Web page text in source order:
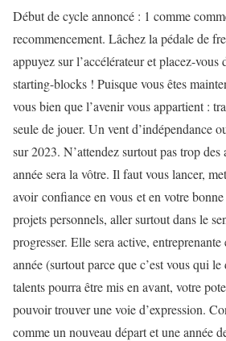
Début de cycle annoncé : 1 comme
recommencement. Lâchez la pédale de
appuyez sur l’accélérateur et placez-vous
starting-blocks ! Puisque vous êtes
vous bien que l’avenir vous appartient :
seule de jouer. Un vent d’indépendance
sur 2023. N’attendez surtout pas trop des
année sera la vôtre. Il faut vous lancer,
avoir confiance en vous et en votre
projets personnels, aller surtout dans le
progresser. Elle sera active,
année (surtout parce que c’est vous qui
talents pourra être mis en avant, votre
pouvoir trouver une voie d’expression.
comme un nouveau départ et une année